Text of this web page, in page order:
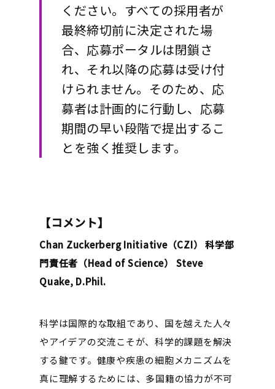
ください。 すべての採用者が
最終締切前に決定された場
合、応募ポータルは閉鎖さ
れ、それ以降の応募は受け付
けられません。 そのため、応
募者は計画的に行動し、応募
期間の早い段階で提出するこ
とを強く推奨します。
【コメント】
Chan Zuckerberg Initiative（CZI） 科学部
門責任者（Head of Science） Steve
Quake, D.Phil.
科学は国際的な取組であり、国を越えた人々
やアイデアの交流こそが、科学的課題を解決
する鍵です。健康や疾患の細胞メカニズムを
真に理解するためには、多国籍の協力が不可